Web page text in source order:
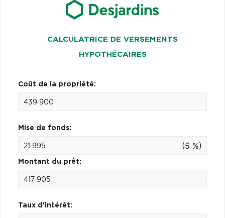
CALCULATRICE DE VERSEMENTS
HYPOTHÉCAIRES
Coût de la propriété:
Mise de fonds:
(5 %)
Montant du prêt:
Taux d'intérêt: